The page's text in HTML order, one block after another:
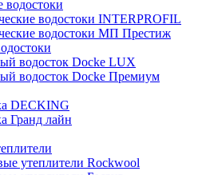
водостоки
водостоки INTERPROFIL
водостоки МП Престиж
водосток Docke LUX
водосток Docke Премиум
DECKING
Гранд лайн
утеплители Rockwool